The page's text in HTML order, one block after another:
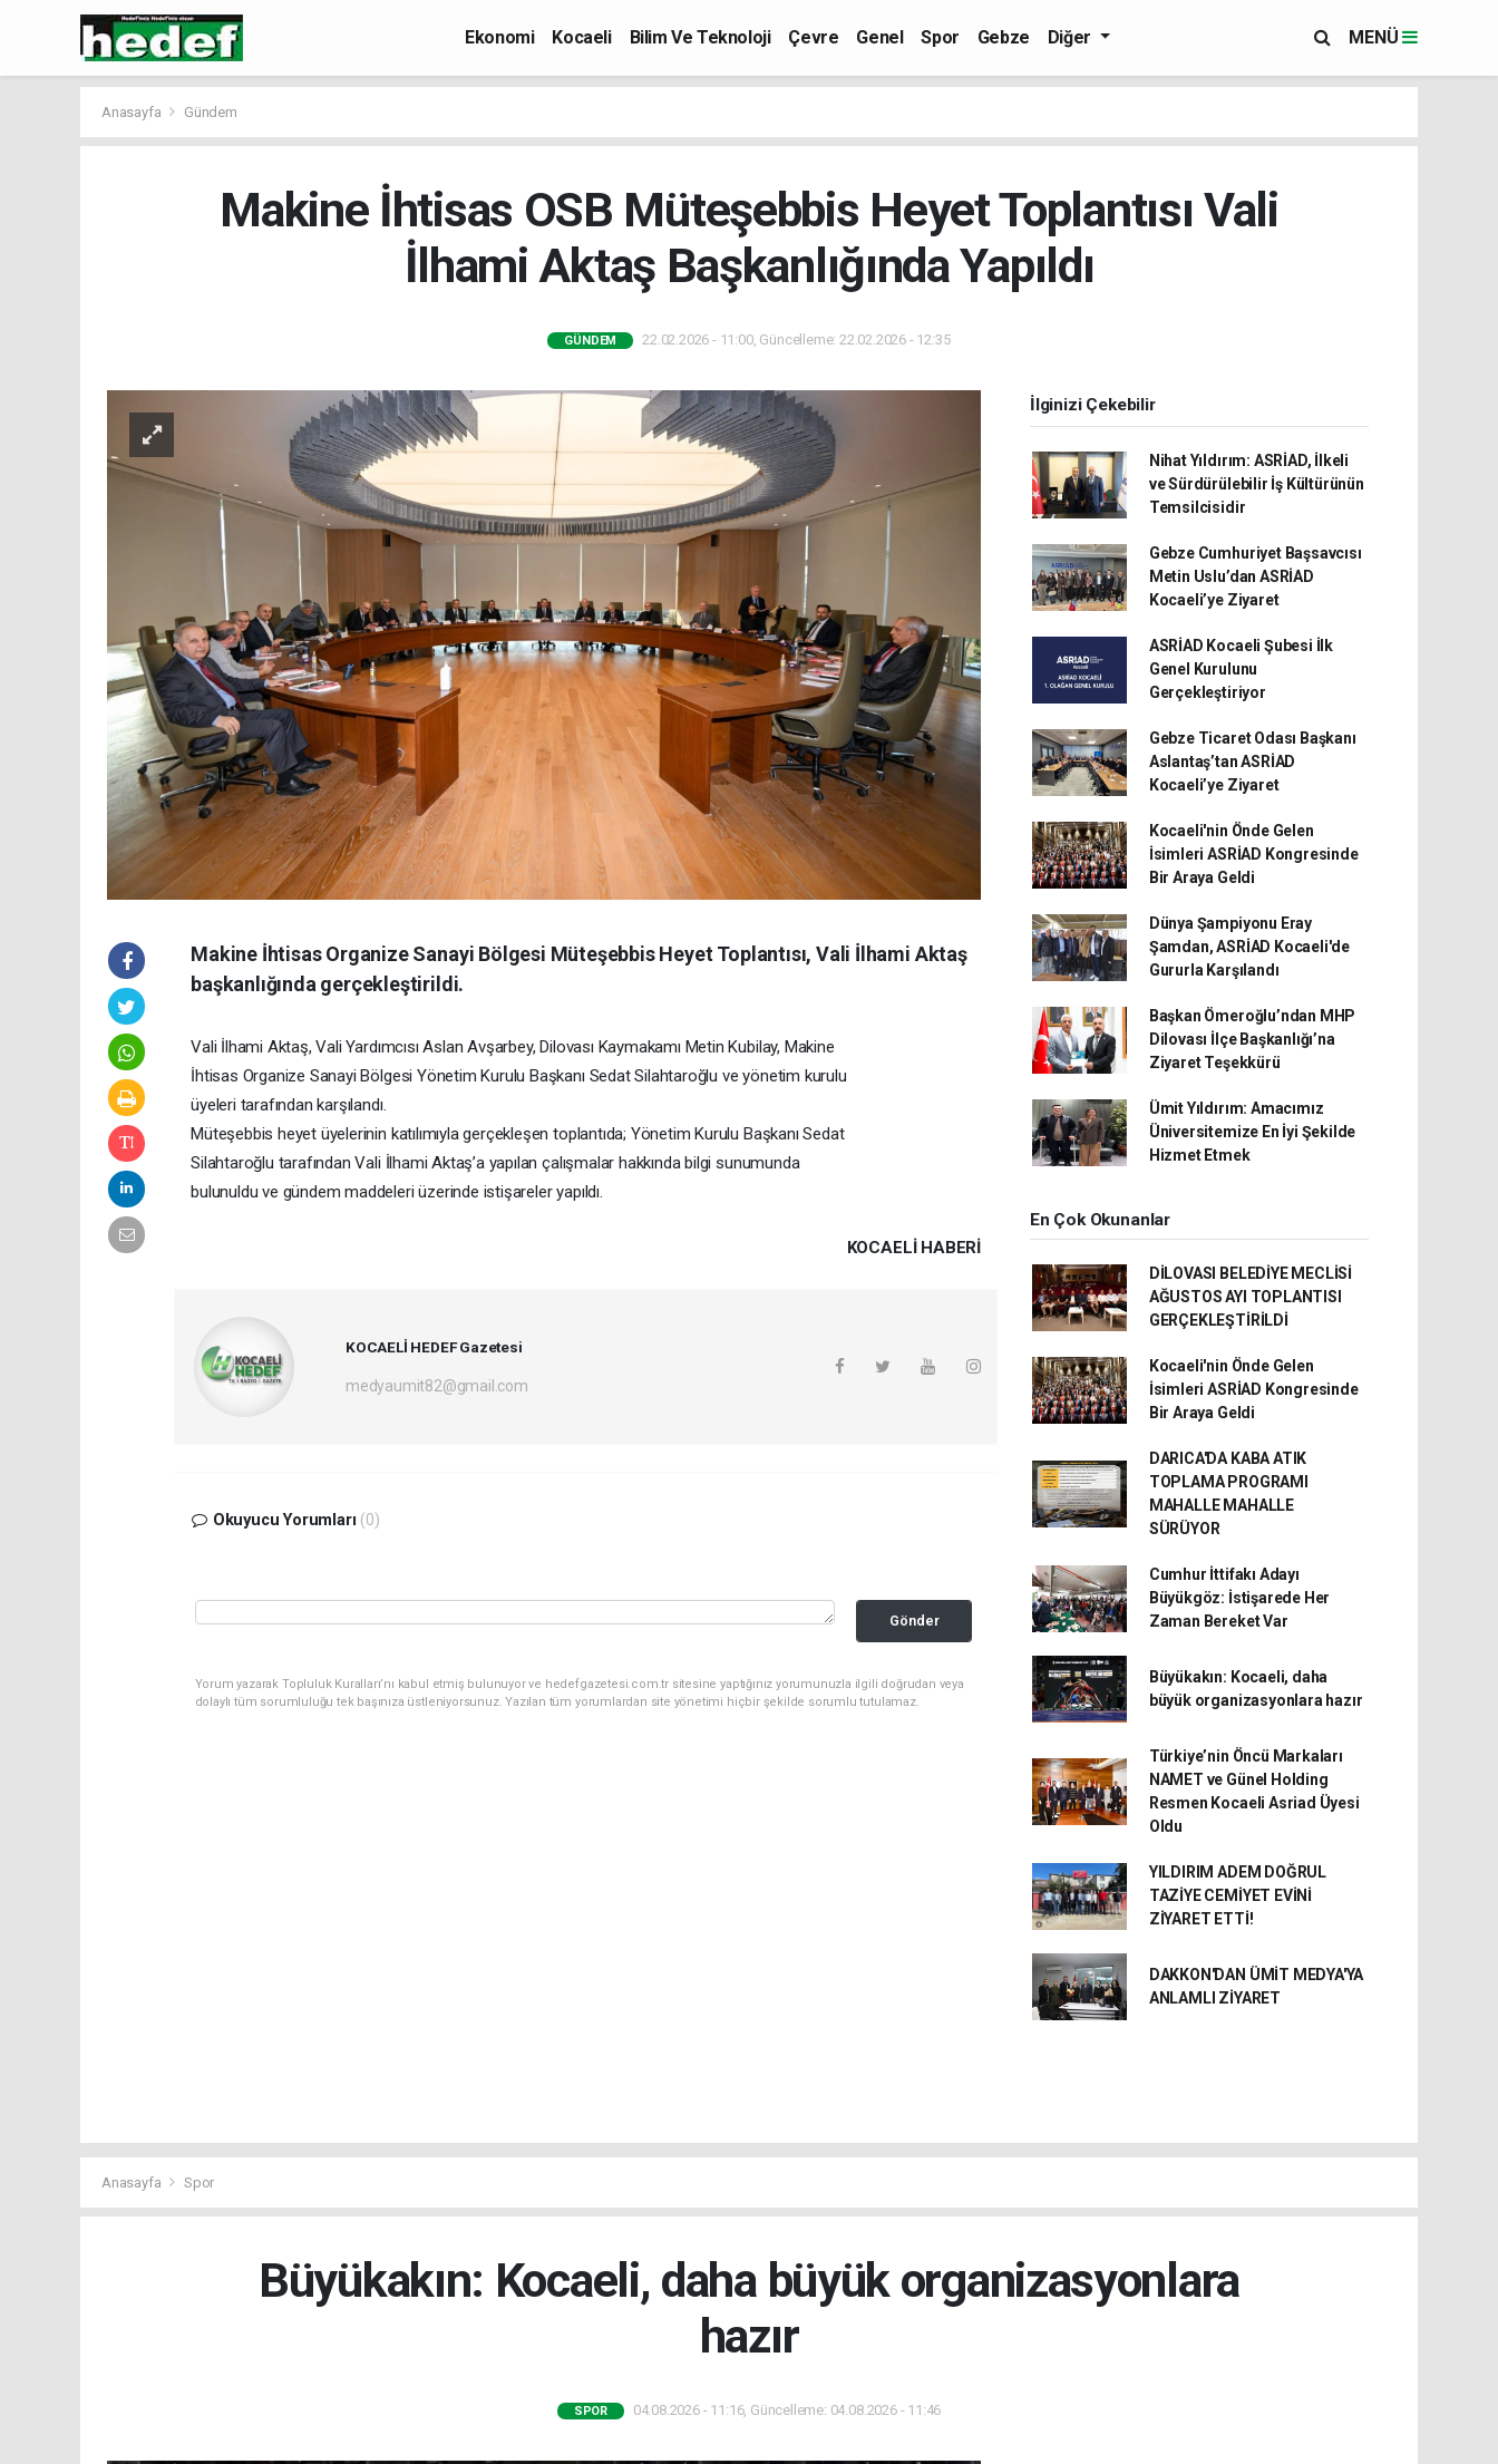
Ekonomi Kocaeli Bilim Ve Teknoloji Çevre Genel Spor Gebze Diğer MENÜ
Anasayfa Gündem
Makine İhtisas OSB Müteşebbis Heyet Toplantısı Vali
İlhami Aktaş Başkanlığında Yapıldı
GÜNDEM 22.02.2026 - 11:00, Güncelleme: 22.02.2026 - 12:35
Makine İhtisas Organize Sanayi Bölgesi Müteşebbis Heyet Toplantısı, Vali İlhami Aktaş
başkanlığında gerçekleştirildi.
Vali İlhami Aktaş, Vali Yardımcısı Aslan Avşarbey, Dilovası Kaymakamı Metin Kubilay, Makine
İhtisas Organize Sanayi Bölgesi Yönetim Kurulu Başkanı Sedat Silahtaroğlu ve yönetim kurulu
üyeleri tarafından karşılandı.
Müteşebbis heyet üyelerinin katılımıyla gerçekleşen toplantıda; Yönetim Kurulu Başkanı Sedat
Silahtaroğlu tarafından Vali İlhami Aktaş’a yapılan çalışmalar hakkında bilgi sunumunda
bulunuldu ve gündem maddeleri üzerinde istişareler yapıldı.
KOCAELI HABERİ
KOCAELİ HEDEF Gazetesi
medyaumit82@gmail.com
Okuyucu Yorumları (0)
Gönder
Yorum yazarak Topluluk Kuralları’nı kabul etmiş bulunuyor ve hedefgazetesi.com.tr sitesine yaptığınız yorumunuzla ilgili doğrudan veya
dolaylı tüm sorumluluğu tek başınıza üstleniyorsunuz. Yazılan tüm yorumlardan site yönetimi hiçbir şekilde sorumlu tutulamaz.
İlginizi Çekebilir
Nihat Yıldırım: ASRİAD, İlkeli
ve Sürdürülebilir İş Kültürünün
Temsilcisidir
Gebze Cumhuriyet Başsavcısı
Metin Uslu’dan ASRİAD
Kocaeli’ye Ziyaret
ASRİAD Kocaeli Şubesi İlk
Genel Kurulunu
Gerçekleştiriyor
Gebze Ticaret Odası Başkanı
Aslantaş’tan ASRİAD
Kocaeli’ye Ziyaret
Kocaeli'nin Önde Gelen
İsimleri ASRİAD Kongresinde
Bir Araya Geldi
Dünya Şampiyonu Eray
Şamdan, ASRİAD Kocaeli'de
Gururla Karşılandı
Başkan Ömeroğlu’ndan MHP
Dilovası İlçe Başkanlığı’na
Ziyaret Teşekkürü
Ümit Yıldırım: Amacımız
Üniversitemize En İyi Şekilde
Hizmet Etmek
En Çok Okunanlar
DİLOVASI BELEDİYE MECLİSİ
AĞUSTOS AYI TOPLANTISI
GERÇEKLEŞTİRİLDİ
Kocaeli'nin Önde Gelen
İsimleri ASRİAD Kongresinde
Bir Araya Geldi
DARICA'DA KABA ATIK
TOPLAMA PROGRAMI
MAHALLE MAHALLE
SÜRÜYOR
Cumhur İttifakı Adayı
Büyükgöz: İstişarede Her
Zaman Bereket Var
Büyükakın: Kocaeli, daha
büyük organizasyonlara hazır
Türkiye’nin Öncü Markaları
NAMET ve Günel Holding
Resmen Kocaeli Asriad Üyesi
Oldu
YILDIRIM ADEM DOĞRUL
TAZİYE CEMİYET EVİNİ
ZİYARET ETTİ!
DAKKON'DAN ÜMİT MEDYA'YA
ANLAMLI ZİYARET
Anasayfa Spor
Büyükakın: Kocaeli, daha büyük organizasyonlara
hazır
SPOR 04.08.2026 - 11:16, Güncelleme: 04.08.2026 - 11:46